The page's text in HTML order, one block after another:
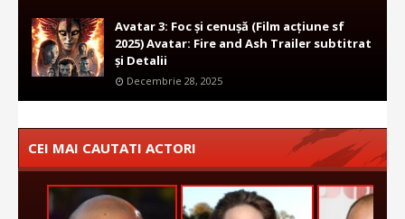
Avatar 3: Foc și cenușă (Film acțiune sf
2025) Avatar: Fire and Ash Trailer subtitrat
și Detalii
Decembrie 28, 2025
CEI MAI CAUTATI ACTORI